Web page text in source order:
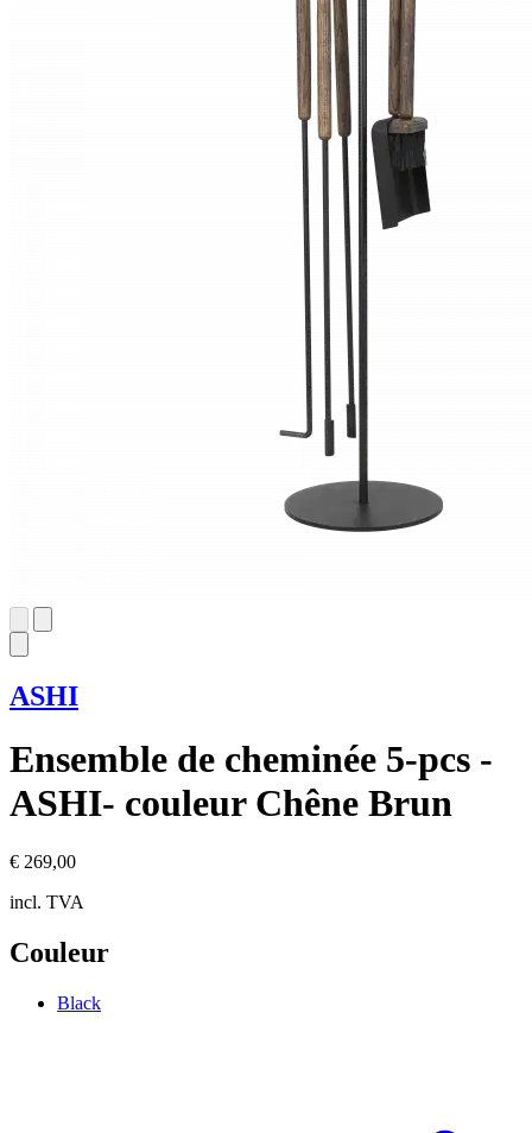
ASHI
Ensemble de cheminée 5-pcs -
ASHI- couleur Chêne Brun
€ 269,00
incl. TVA
Couleur
Black